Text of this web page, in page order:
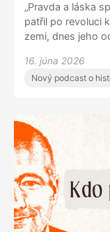
„Pravda a láska
patřil po revoluci
zemi, dnes jeho
Havlovi jako
dodnes
16. júna 2026
Nový podcast o